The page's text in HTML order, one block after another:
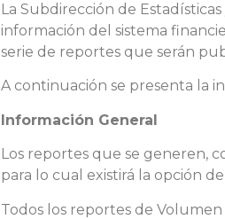
La Subdirección de
información del sistema
serie de reportes que serán
A continuación se presenta la
Información General
Los reportes que se generen,
para lo cual existirá la opción
Todos los reportes de